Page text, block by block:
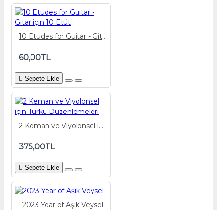
10 Etudes for Guitar - Gitar için 10 Etüt
60,00TL
Sepete Ekle
2 Keman ve Viyolonsel için Türkü Düzenlemeleri
375,00TL
Sepete Ekle
2023 Year of Aşık Veysel